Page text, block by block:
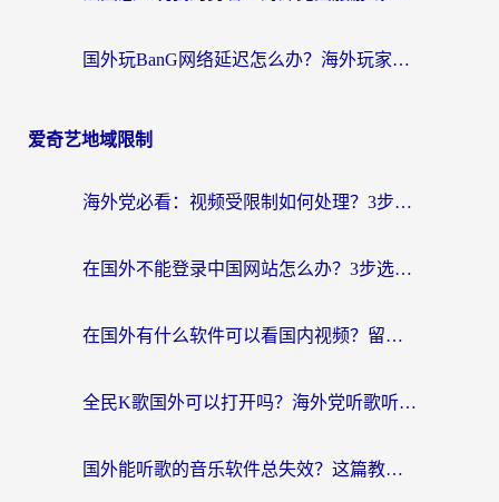
国外玩BanG网络延迟怎么办？海外玩家亲测有效的国服游戏加速指南
爱奇艺地域限制
海外党必看：视频受限制如何处理？3步解决国内剧番“看不了”难题
在国外不能登录中国网站怎么办？3步选对回国加速器，无缝刷剧、办业务
在国外有什么软件可以看国内视频？留学生亲测的追剧救星来了
全民K歌国外可以打开吗？海外党听歌听书无限制的实用指南
国外能听歌的音乐软件总失效？这篇教你怎么在海外流畅听网易云